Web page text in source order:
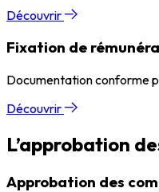
Découvrir
Fixation de
Documentation conforme
Découvrir
L’approbation
Approbation des